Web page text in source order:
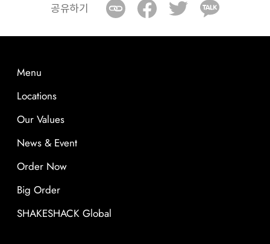
공유하기
Menu
Locations
Our Values
News & Event
Order Now
Big Order
SHAKESHACK Global